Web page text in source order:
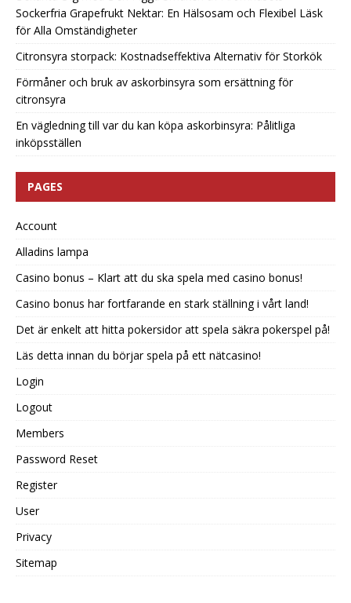
Sockerfria Grapefrukt Nektar: En Hälsosam och Flexibel Läsk
för Alla Omständigheter
Citronsyra storpack: Kostnadseffektiva Alternativ för Storkök
Förmåner och bruk av askorbinsyra som ersättning för
citronsyra
En vägledning till var du kan köpa askorbinsyra: Pålitliga
inköpsställen
PAGES
Account
Alladins lampa
Casino bonus – Klart att du ska spela med casino bonus!
Casino bonus har fortfarande en stark ställning i vårt land!
Det är enkelt att hitta pokersidor att spela säkra pokerspel på!
Läs detta innan du börjar spela på ett nätcasino!
Login
Logout
Members
Password Reset
Register
User
Privacy
Sitemap